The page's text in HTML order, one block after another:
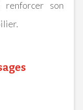
son